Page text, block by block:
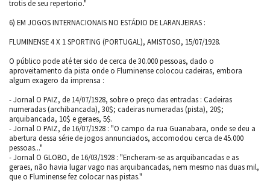
trotis de seu repertorio."
6) EM JOGOS INTERNACIONAIS NO ESTÁDIO DE LARANJEIRAS :
FLUMINENSE 4 X 1 SPORTING (PORTUGAL), AMISTOSO, 15/07/1928.
O público pode até ter sido de cerca de 30.000 pessoas, dado o
aproveitamento da pista onde o Fluminense colocou cadeiras, embora
algum exagero da imprensa :
- Jornal O PAIZ, de 14/07/1928, sobre o preço das entradas : Cadeiras
numeradas (archibancada), 30$; cadeiras numeradas (pista), 20$;
arquibancada, 10$ e geraes, 5$.
- Jornal O PAIZ, de 16/07/1928 : "O campo da rua Guanabara, onde se deu a
abertura dessa série de jogos annunciados, accomodou cerca de 45.000
pessoas..."
- Jornal O GLOBO, de 16/03/1928 : "Encheram-se as arquibancadas e as
geraes, não havia lugar vago nas arquibancadas, nem mesmo nas duas mil,
que o Fluminense fez colocar nas pistas."